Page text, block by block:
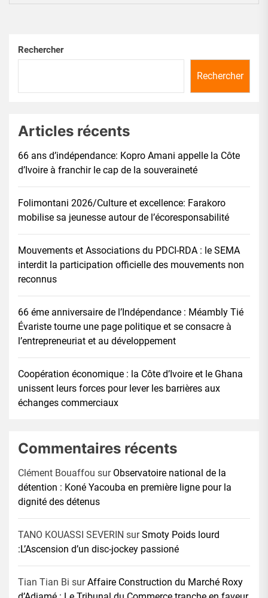
Rechercher
Rechercher
Articles récents
66 ans d’indépendance: Kopro Amani appelle la Côte
d’Ivoire à franchir le cap de la souveraineté
Folimontani 2026/Culture et excellence: Farakoro
mobilise sa jeunesse autour de l’écoresponsabilité
Mouvements et Associations du PDCI-RDA : le SEMA
interdit la participation officielle des mouvements non
reconnus
66 éme anniversaire de l’Indépendance : Méambly Tié
Évariste tourne une page politique et se consacre à
l’entrepreneuriat et au développement
Coopération économique : la Côte d’Ivoire et le Ghana
unissent leurs forces pour lever les barrières aux
échanges commerciaux
Commentaires récents
Clément Bouaffou sur Observatoire national de la
détention : Koné Yacouba en première ligne pour la
dignité des détenus
TANO KOUASSI SEVERIN surSmoty Poids lourd
:L’Ascension d’un disc-jockey passioné
Tian Tian Bi surAffaire Construction du Marché Roxy